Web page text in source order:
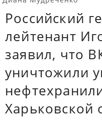
Российский
лейтенант
заявил, что
уничтожили
Харьковской